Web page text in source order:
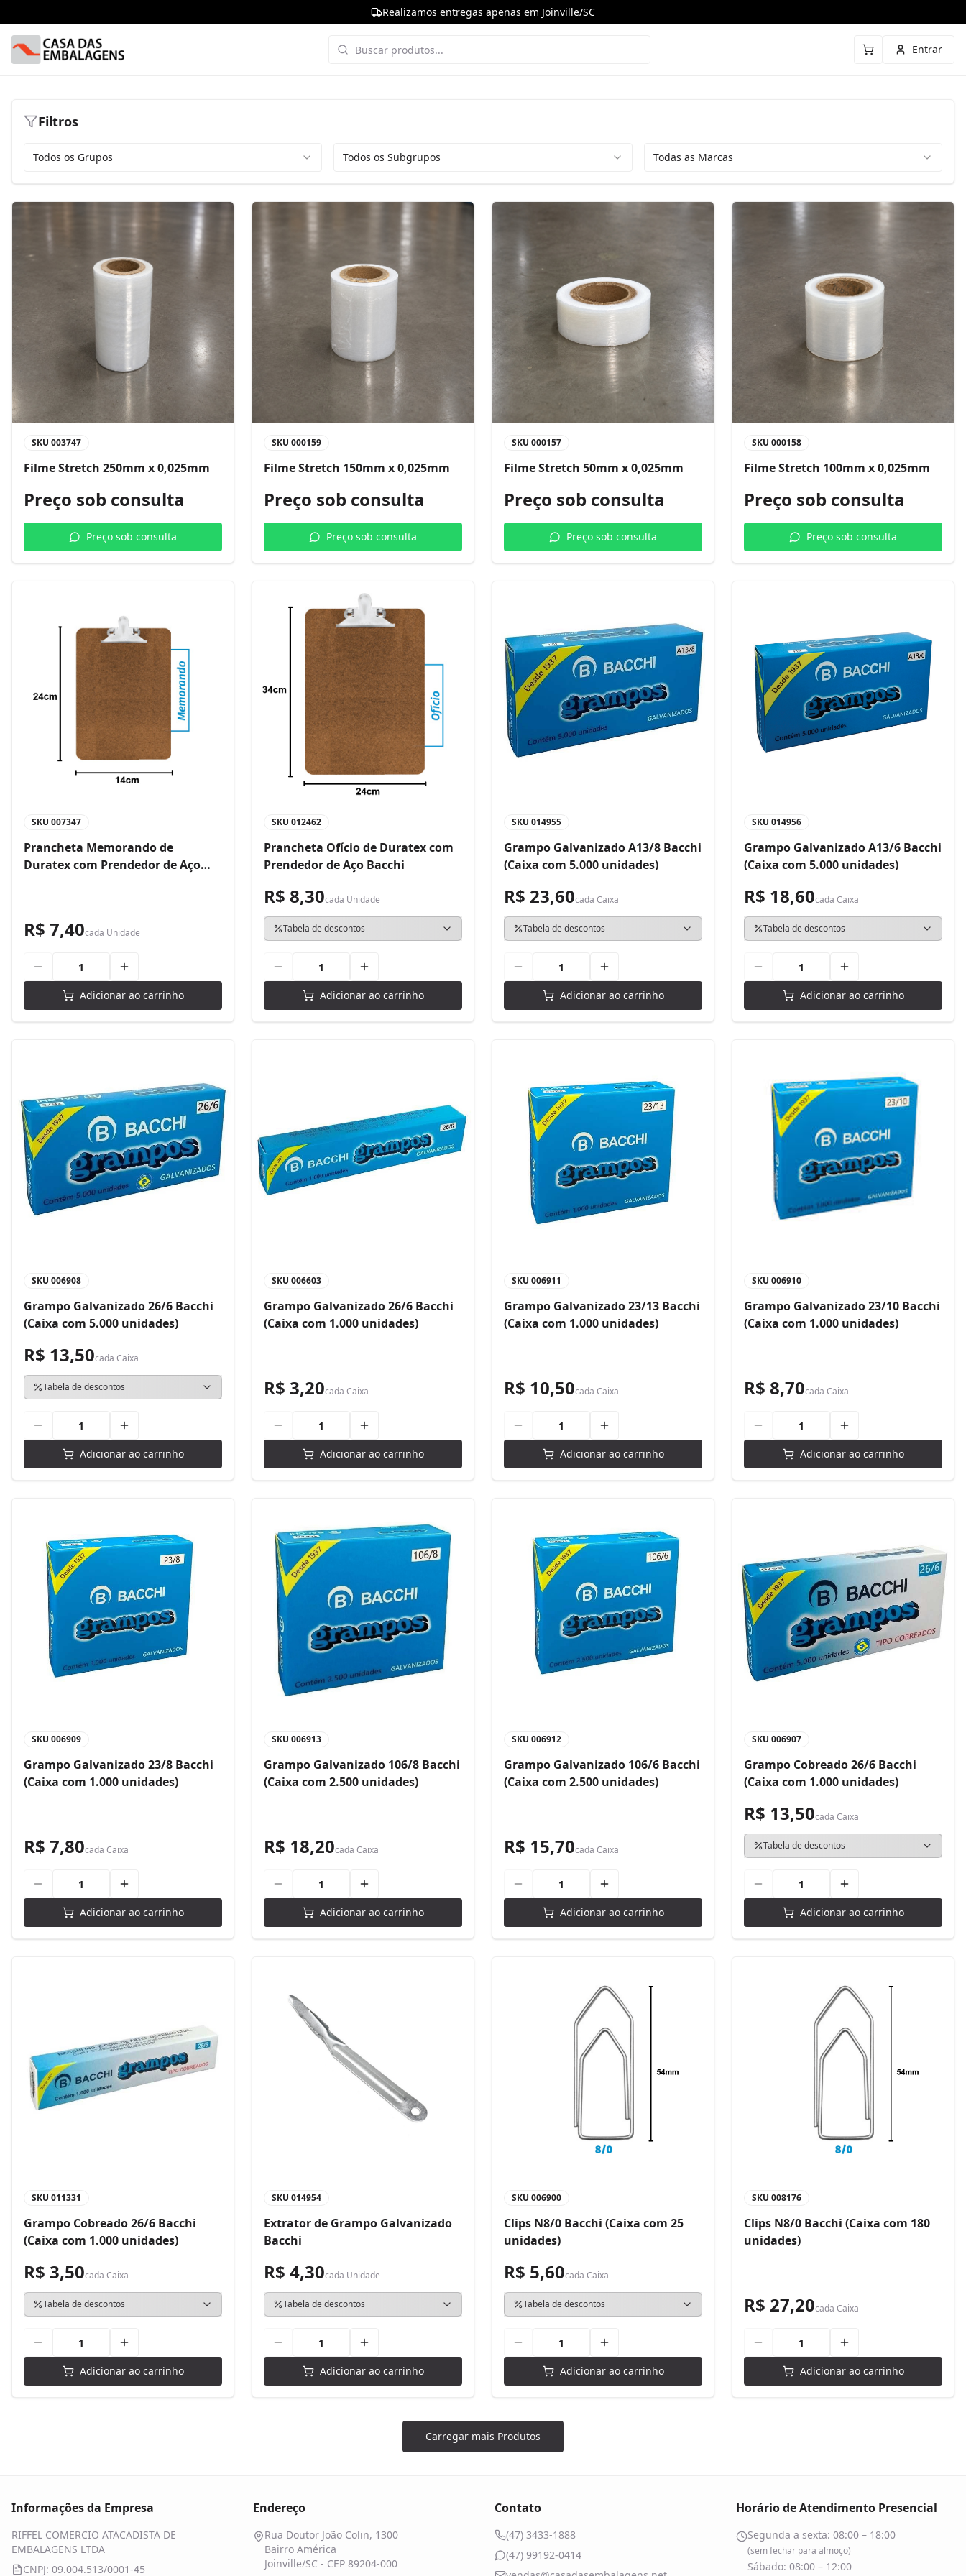
Realizamos entregas apenas em Joinville/SC
Entrar
Filtros
Todos os Grupos Todos os Subgrupos Todas as Marcas
SKU 003747
Filme Stretch 250mm x 0,025mm
Preço sob consulta
Preço sob consulta
SKU 000159
Filme Stretch 150mm x 0,025mm
Preço sob consulta
Preço sob consulta
SKU 000157
Filme Stretch 50mm x 0,025mm
Preço sob consulta
Preço sob consulta
SKU 000158
Filme Stretch 100mm x 0,025mm
Preço sob consulta
Preço sob consulta
SKU 007347
Prancheta Memorando de
Duratex com Prendedor de Aço
R$ 7,40cada Unidade
Adicionar ao carrinho
SKU 012462
Prancheta Ofício de Duratex com
Prendedor de Aço Bacchi
R$ 8,30cada Unidade
Tabela de descontos
Adicionar ao carrinho
SKU 014955
Grampo Galvanizado A13/8 Bacchi
(Caixa com 5.000 unidades)
R$ 23,60cada Caixa
Tabela de descontos
Adicionar ao carrinho
SKU 014956
Grampo Galvanizado A13/6 Bacchi
(Caixa com 5.000 unidades)
R$ 18,60cada Caixa
Tabela de descontos
Adicionar ao carrinho
SKU 006908
Grampo Galvanizado 26/6 Bacchi
(Caixa com 5.000 unidades)
R$ 13,50cada Caixa
Tabela de descontos
Adicionar ao carrinho
SKU 006603
Grampo Galvanizado 26/6 Bacchi
(Caixa com 1.000 unidades)
R$ 3,20cada Caixa
Adicionar ao carrinho
SKU 006911
Grampo Galvanizado 23/13 Bacchi
(Caixa com 1.000 unidades)
R$ 10,50cada Caixa
Adicionar ao carrinho
SKU 006910
Grampo Galvanizado 23/10 Bacchi
(Caixa com 1.000 unidades)
R$ 8,70cada Caixa
Adicionar ao carrinho
SKU 006909
Grampo Galvanizado 23/8 Bacchi
(Caixa com 1.000 unidades)
R$ 7,80cada Caixa
Adicionar ao carrinho
SKU 006913
Grampo Galvanizado 106/8 Bacchi
(Caixa com 2.500 unidades)
R$ 18,20cada Caixa
Adicionar ao carrinho
SKU 006912
Grampo Galvanizado 106/6 Bacchi
(Caixa com 2.500 unidades)
R$ 15,70cada Caixa
Adicionar ao carrinho
SKU 006907
Grampo Cobreado 26/6 Bacchi
(Caixa com 1.000 unidades)
R$ 13,50cada Caixa
Tabela de descontos
Adicionar ao carrinho
SKU 011331
Grampo Cobreado 26/6 Bacchi
(Caixa com 1.000 unidades)
R$ 3,50cada Caixa
Tabela de descontos
Adicionar ao carrinho
SKU 014954
Extrator de Grampo Galvanizado
Bacchi
R$ 4,30cada Unidade
Tabela de descontos
Adicionar ao carrinho
SKU 006900
Clips N8/0 Bacchi (Caixa com 25
unidades)
R$ 5,60cada Caixa
Tabela de descontos
Adicionar ao carrinho
SKU 008176
Clips N8/0 Bacchi (Caixa com 180
unidades)
R$ 27,20cada Caixa
Adicionar ao carrinho
Carregar mais Produtos
Informações da Empresa
RIFFEL COMERCIO ATACADISTA DE
EMBALAGENS LTDA
CNPJ: 09.004.513/0001-45
Endereço
Rua Doutor João Colin, 1300
Bairro América
Joinville/SC - CEP 89204-000
Contato
(47) 3433-1888
(47) 99192-0414
Horário de Atendimento Presencial
Segunda a sexta: 08:00 – 18:00
(sem fechar para almoço)
Sábado: 08:00 – 12:00